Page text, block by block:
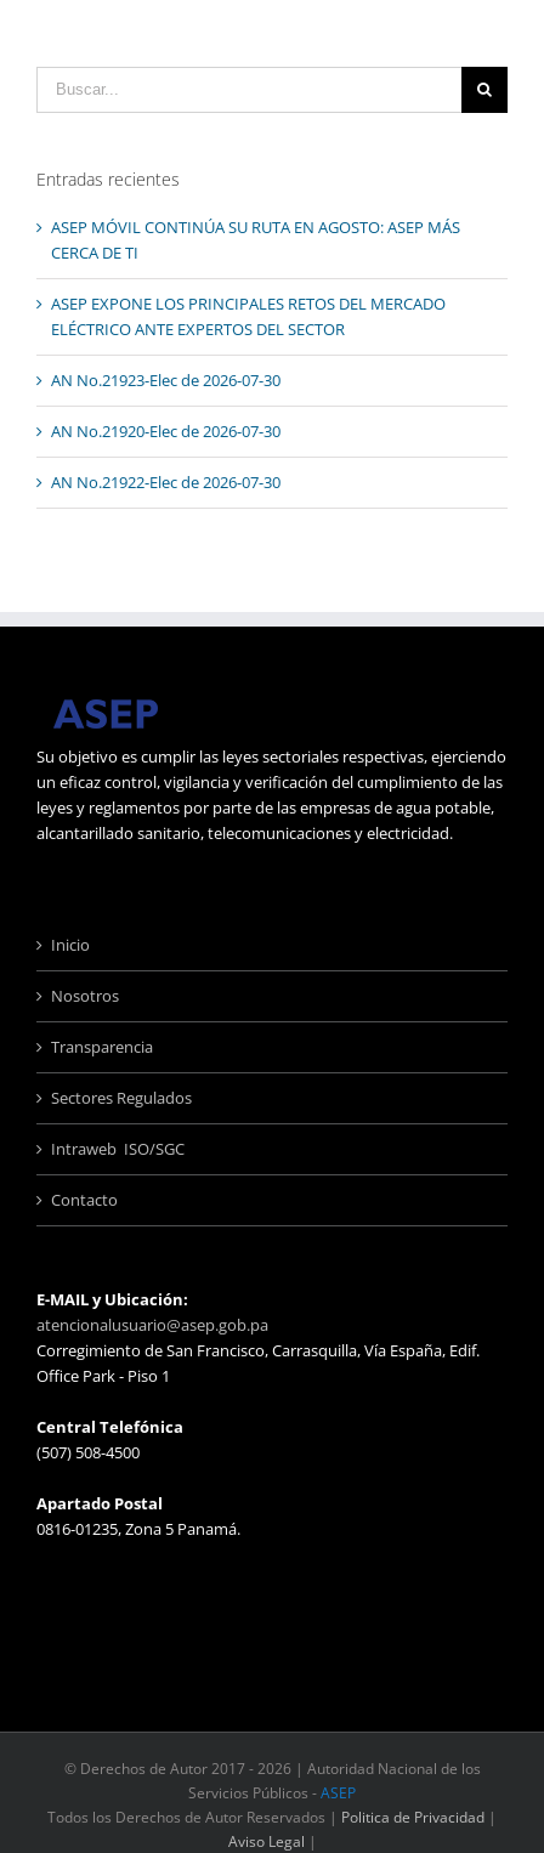
Buscar:
Entradas recientes
ASEP MÓVIL CONTINÚA SU RUTA EN AGOSTO: ASEP MÁS
CERCA DE TI
ASEP EXPONE LOS PRINCIPALES RETOS DEL MERCADO
ELÉCTRICO ANTE EXPERTOS DEL SECTOR
AN No.21923-Elec de 2026-07-30
AN No.21920-Elec de 2026-07-30
AN No.21922-Elec de 2026-07-30
Su objetivo es cumplir las leyes sectoriales respectivas, ejerciendo
un eficaz control, vigilancia y verificación del cumplimiento de las
leyes y reglamentos por parte de las empresas de agua potable,
alcantarillado sanitario, telecomunicaciones y electricidad.
Inicio
Nosotros
Transparencia
Sectores Regulados
Intraweb ISO/SGC
Contacto
E-MAIL y Ubicación:
atencionalusuario@asep.gob.pa
Corregimiento de San Francisco, Carrasquilla, Vía España, Edif.
Office Park - Piso 1
Central Telefónica
(507) 508-4500
Apartado Postal
0816-01235, Zona 5 Panamá.
© Derechos de Autor 2017 -2026 | Autoridad Nacional de los
Servicios Públicos -ASEP
Todos los Derechos de Autor Reservados | Politica de Privacidad |
Aviso Legal |